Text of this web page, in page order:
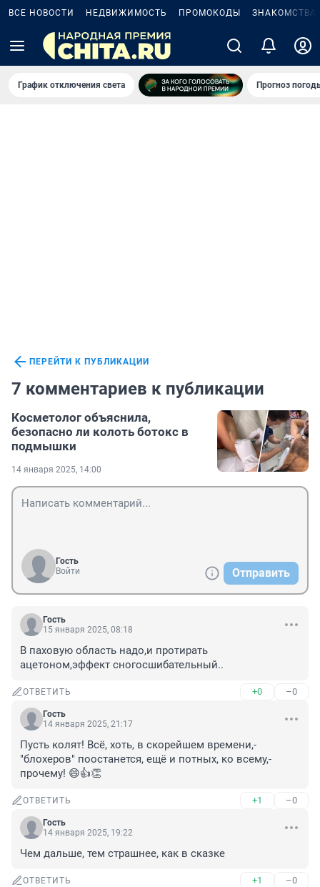
ВСЕ НОВОСТИ НЕДВИЖИМОСТЬ ПРОМОКОДЫ ЗНАКОМСТВА
График отключения света Прогноз
ПЕРЕЙТИ К ПУБЛИКАЦИИ
7 комментариев к публикации
Косметолог объяснила,
безопасно ли колоть ботокс в
подмышки
14 января 2025, 14:00
Гость
Войти
Отправить
Гость
15 января 2025, 08:18
В паховую область надо,и протирать
ацетоном,эффект сногосшибательный..
ОТВЕТИТЬ +0 –0
Гость
14 января 2025, 21:17
Пусть колят! Всё, хоть, в скорейшем времени,-
"блохеров" поостанется, ещё и потных, ко всему,-
прочему! 😄👍👏
ОТВЕТИТЬ +1 –0
Гость
14 января 2025, 19:22
Чем дальше, тем страшнее, как в сказке
ОТВЕТИТЬ +1 –0